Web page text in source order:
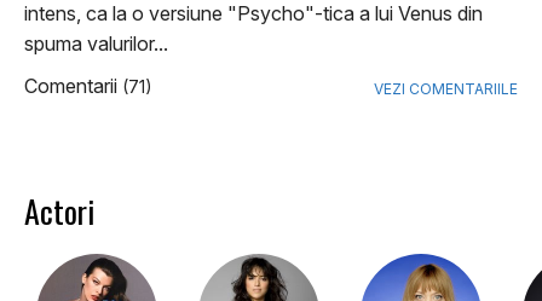
intens, ca la o versiune "Psycho"-tica a lui Venus din
spuma valurilor...
Comentarii (71) VEZI COMENTARIILE
Actori